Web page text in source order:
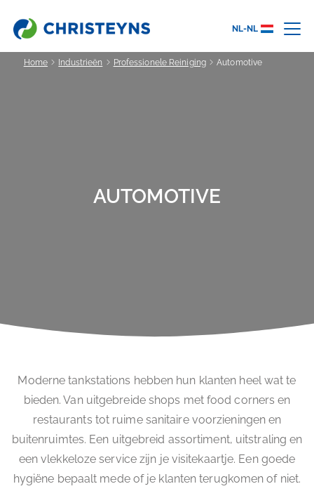
NL-NL
Home Industrieën Professionele Reiniging Automotive
AUTOMOTIVE
Moderne tankstations hebben hun klanten heel wat te
bieden. Van uitgebreide shops met food corners en
restaurants tot ruime sanitaire voorzieningen en
buitenruimtes. Een uitgebreid assortiment, uitstraling en
een vlekkeloze service zijn je visitekaartje. Een goede
hygiëne bepaalt mede of je klanten terugkomen of niet.